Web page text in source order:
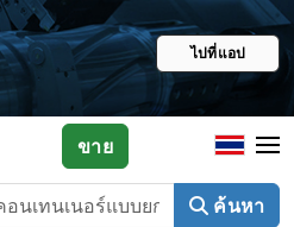
ไปที่แอป
ค้นหา
ขาย